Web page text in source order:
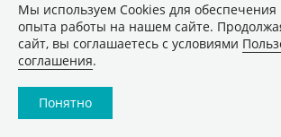
Мы используем Сookies для
опыта работы на нашем сайте.
сайт, вы соглашаетесь с условиями
соглашения.
Понятно